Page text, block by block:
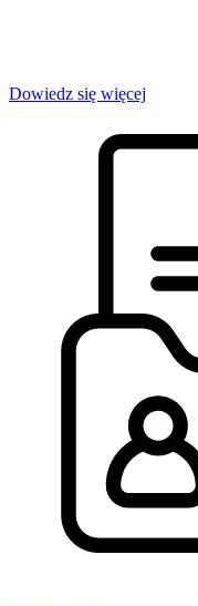
Dowiedz się więcej